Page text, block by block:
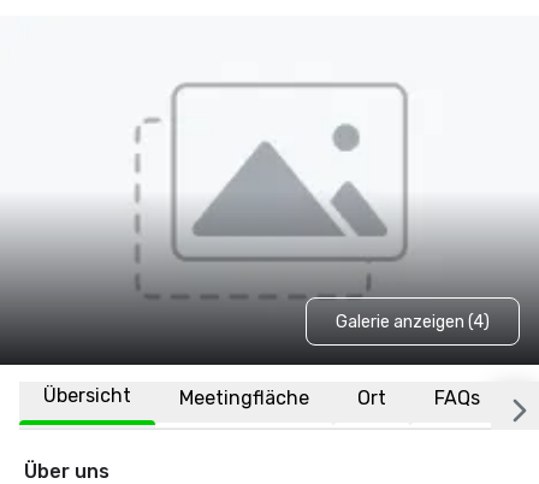
Galerie anzeigen (4)
Übersicht Meetingfläche Ort FAQs
Über uns